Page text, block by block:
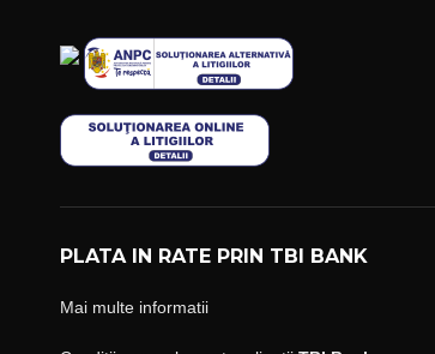
PLATA IN RATE PRIN TBI BANK
Mai multe informatii